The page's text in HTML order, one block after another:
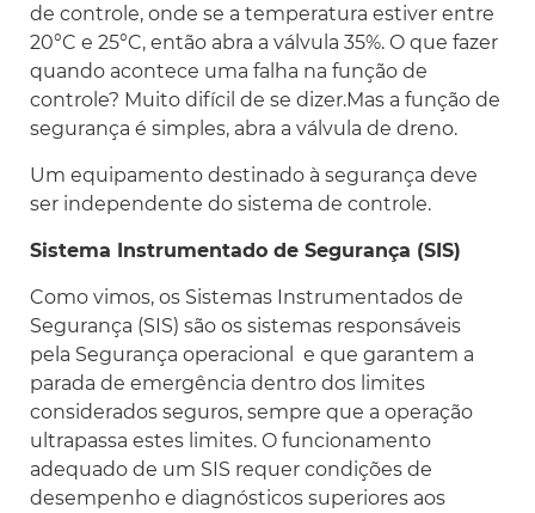
de controle, onde se a temperatura estiver entre
20°C e 25°C, então abra a válvula 35%. O que fazer
quando acontece uma falha na função de
controle? Muito difícil de se dizer.Mas a função de
segurança é simples, abra a válvula de dreno.
Um equipamento destinado à segurança deve
ser independente do sistema de controle.
Sistema Instrumentado de Segurança (SIS)
Como vimos, os Sistemas Instrumentados de
Segurança (SIS) são os sistemas responsáveis
pela Segurança operacional e que garantem a
parada de emergência dentro dos limites
considerados seguros, sempre que a operação
ultrapassa estes limites. O funcionamento
adequado de um SIS requer condições de
desempenho e diagnósticos superiores aos